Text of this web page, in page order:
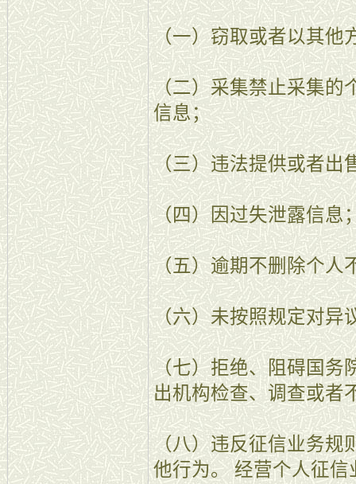
（一）窃取或者以其他
（二）采集禁止采集的
信息；
（三）违法提供或者出
（四）因过失泄露信息
（五）逾期不删除个人
（六）未按照规定对异
（七）拒绝、阻碍国务
出机构检查、调查或者
（八）违反征信业务规
他行为。 经营个人征